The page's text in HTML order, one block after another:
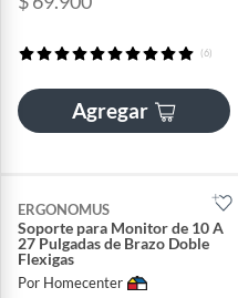
(6)
Agregar
ERGONOMUS
Soporte para Monitor de 10 A
27 Pulgadas de Brazo Doble
Flexigas
Por Homecenter